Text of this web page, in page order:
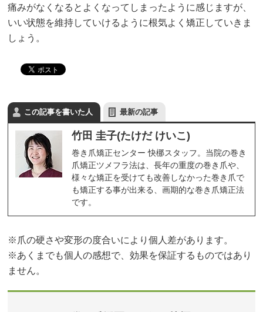
痛みがなくなるとよくなってしまったように感じますが、
いい状態を維持していけるように根気よく矯正していきま
しょう。
この記事を書いた人 最新の記事
竹田 圭子(たけだ けいこ)
巻き爪矯正センター 快梛スタッフ。当院の巻き
爪矯正ツメフラ法は、長年の重度の巻き爪や、
様々な矯正を受けても改善しなかった巻き爪で
も矯正する事が出来る、画期的な巻き爪矯正法
です。
※爪の硬さや変形の度合いにより個人差があります。
※あくまでも個人の感想で、効果を保証するものではあり
ません。